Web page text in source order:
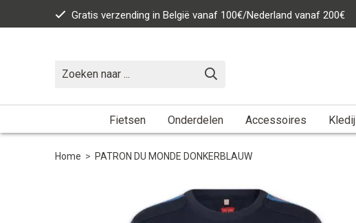
Gratis verzending in België vanaf 100€/Nederland vanaf 200€
Fietsen Onderdelen Accessoires Kledij
Home > PATRON DU MONDE DONKERBLAUW